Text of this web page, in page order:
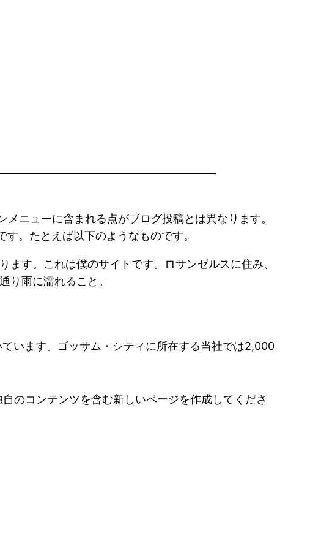
ニューに含まれる点がブログ投稿とは異なります。
。たとえば以下のようなものです。
す。これは僕のサイトです。ロサンゼルスに住み、
り雨に濡れること。
います。ゴッサム・シティに所在する当社では2,000
のコンテンツを含む新しいページを作成してくださ